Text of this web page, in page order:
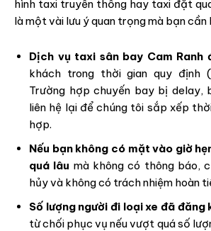
hình taxi truyền thống hay taxi đặt
là một vài lưu ý quan trọng mà bạn cần
Dịch vụ taxi sân bay Cam Ranh
khách trong thời gian quy định
Trường hợp chuyến bay bị delay,
liên hệ lại để chúng tôi sắp xếp
hợp.
Nếu bạn không có mặt vào giờ
quá lâu mà không có thông báo,
hủy và không có trách nhiệm hoàn
Số lượng người đi loại xe đã đăng
từ chối phục vụ nếu vượt quá số